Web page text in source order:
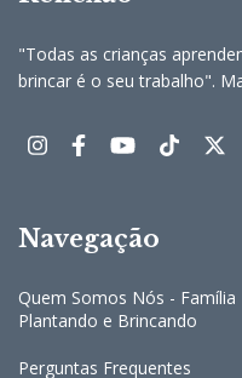
"Todas as crianças
brincar é o seu trabalho".
Navegação
Quem Somos Nós - Família
Plantando e Brincando
Perguntas Frequentes